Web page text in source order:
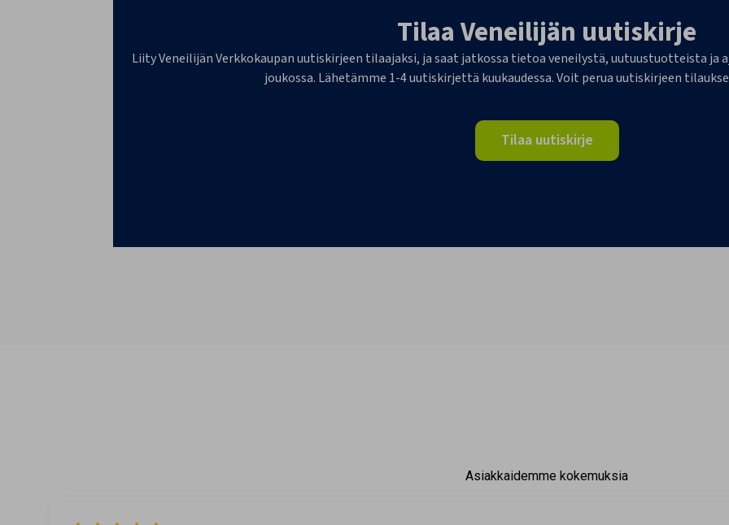
Tilaa Veneilijän uutiskirje
Liity Veneilijän Verkkokaupan uutiskirjeen tilaajaksi, ja saat jatkossa tietoa veneilystä, uutuustuotteista
joukossa. Lähetämme 1-4 uutiskirjettä kuukaudessa. Voit perua uutiskirjeen
Tilaa uutiskirje
Asiakkaidemme kokemuksia